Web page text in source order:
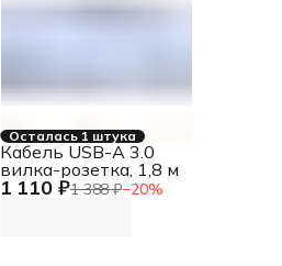
Осталась 1 штука
1 110 ₽1 388 ₽−20%
Кабель USB-A 3.0
вилка-розетка, 1,8 м